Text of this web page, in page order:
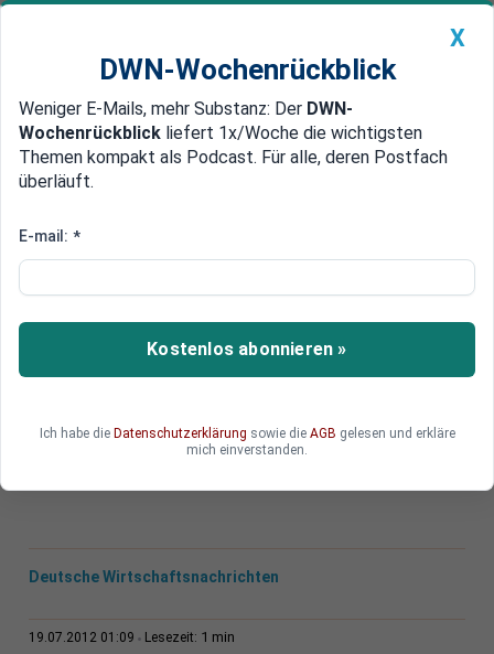
Newsticker MEIN DWN: Geldanlage Premium
Edelmetalle DWN-Magazin China
Kreditklemme und schlechte Bilanzen
Slowenien: Banken haben faule
Kredite von über 6 Milliarden
Euro
Auf den Finanzmärkten wird Slowenien bereits
faulen Kredite in den Bilanzen der Bank sind
enorm gestiegen. Die größte Bank des Landes
Deutsche Wirtschaftsnachrichten
19.07.2012 01:09 Lesezeit: 1 min
X
DWN-Wochenrückblick
Weniger E-Mails, mehr Substanz: Der DWN-
Wochenrückblick liefert 1x/Woche die wichtigsten
Themen kompakt als Podcast. Für alle, deren Postfach
überläuft.
E-mail: *
Kostenlos abonnieren »
Ich habe die Datenschutzerklärung sowie die AGB gelesen und erkläre
mich einverstanden.